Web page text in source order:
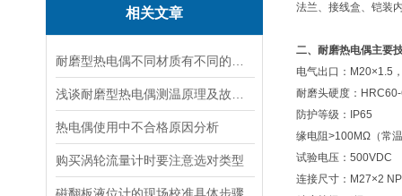
相关文章
热电偶使用中不合格原因分析
购买涡轮流量计时要注意选对类型
法兰、接线盒、铠装
二、耐磨热电偶主要
电气出口：M20×1.5
耐磨头硬度：
防护等级：IP65
缘电阻>100MΩ（常
试验电压：500VDC
连接尺寸：M27×2